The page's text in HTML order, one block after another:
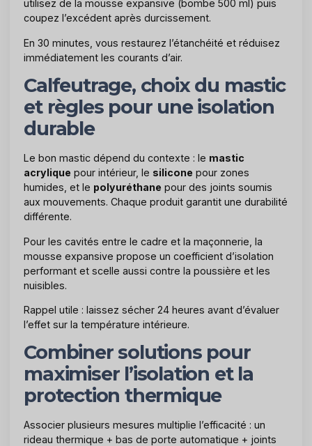
utilisez de la mousse expansive (bombe 500 ml) puis
coupez l’excédent après durcissement.
En 30 minutes, vous restaurez l’étanchéité et réduisez
immédiatement les courants d’air.
Calfeutrage, choix du mastic
et règles pour une isolation
durable
Le bon mastic dépend du contexte : le mastic
acrylique pour intérieur, le silicone pour zones
humides, et le polyuréthane pour des joints soumis
aux mouvements. Chaque produit garantit une durabilité
différente.
Pour les cavités entre le cadre et la maçonnerie, la
mousse expansive propose un coefficient d’isolation
performant et scelle aussi contre la poussière et les
nuisibles.
Rappel utile : laissez sécher 24 heures avant d’évaluer
l’effet sur la température intérieure.
Combiner solutions pour
maximiser l’isolation et la
protection thermique
Associer plusieurs mesures multiplie l’efficacité : un
rideau thermique + bas de porte automatique + joints